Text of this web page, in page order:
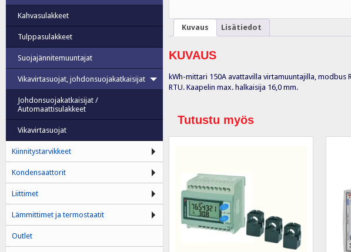
Kuvaus Lisätiedot
KUVAUS
kWh-mittari 150A avattavilla virtamuuntajilla,
RTU. Kaapelin max. halkaisija 16,0 mm.
Tutustu myös
Kahvasulakkeet
Tulppasulakkeet
Suojajännitemuuntajat
Vikavirtasuojat, johdonsuojakatkaisijat
Johdonsuojakatkaisijat /
Automaattisulakkeet
Vikavirtasuojat
Kiinnitystarvikkeet
Kondensaattorit
Liittimet
Lämmittimet ja termostaatit
Outlet